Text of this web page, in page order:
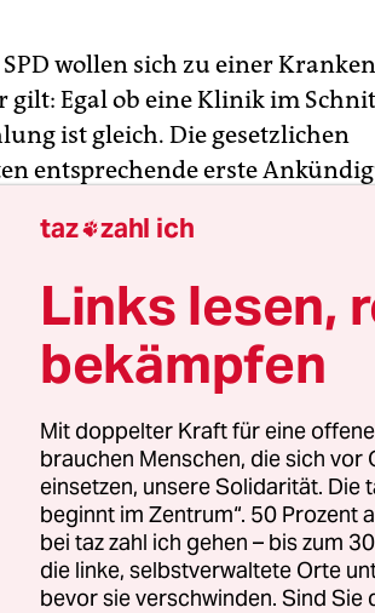
wollen sich zu einer
Egal ob eine Klinik im
ist gleich. Die gesetzlichen
entsprechende erste
werden, „welche
welche machen nicht so gute
für Gesundheit, Karl
Union am Mittwoch in Berlin.
bei der Art und Weise, wie
taz zahl ich
Links lesen,
bekämpfen
Mit doppelter Kraft für eine
brauchen Menschen, die sich
einsetzen, unsere Solidarität. Die
beginnt im Zentrum“. 50 Prozent
bei taz zahl ich gehen – bis zum
die linke, selbstverwaltete Orte
bevor sie verschwinden. Sind Sie